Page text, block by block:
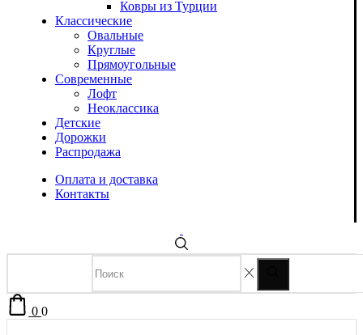
Ковры из Турции
Классические
Овальные
Круглые
Прямоугольные
Современные
Лофт
Неоклассика
Детские
Дорожки
Распродажа
Оплата и доставка
Контакты
00